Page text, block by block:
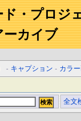
・プロジ
ーカイブ
- キャプション - カラ
全文